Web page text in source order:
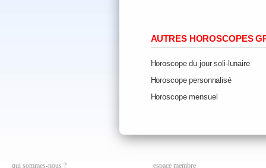
AUTRES HOROSCOPES
Horoscope du jour soli-lunaire
Horoscope personnalisé
Horoscope mensuel
qui sommes-nous ? espace membre